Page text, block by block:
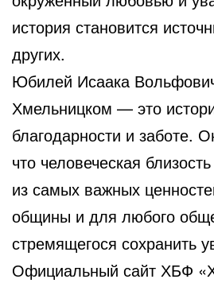
история становится
других.
Юбилей Исаака
Хмельницком — это
благодарности и заботе.
что человеческая
из самых важных
общины и для любого
стремящегося сохранить
Официальный сайт ХБФ